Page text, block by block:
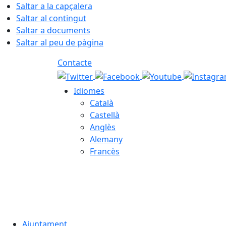
Saltar a la capçalera
Saltar al contingut
Saltar a documents
Saltar al peu de pàgina
Contacte
Idiomes
Català
Castellà
Anglès
Alemany
Francès